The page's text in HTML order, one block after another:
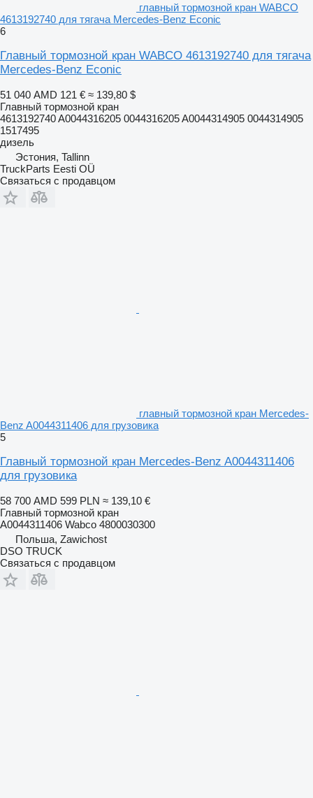
главный тормозной кран WABCO
4613192740 для тягача Mercedes-Benz Econic
6
Главный тормозной кран WABCO 4613192740 для тягача
Mercedes-Benz Econic
51 040 AMD 121 € ≈ 139,80 $
Главный тормозной кран
4613192740 A0044316205 0044316205 A0044314905 0044314905
1517495
дизель
Эстония, Tallinn
TruckParts Eesti OÜ
Связаться с продавцом
главный тормозной кран Mercedes-
Benz A0044311406 для грузовика
5
Главный тормозной кран Mercedes-Benz A0044311406
для грузовика
58 700 AMD 599 PLN ≈ 139,10 €
Главный тормозной кран
A0044311406 Wabco 4800030300
Польша, Zawichost
DSO TRUCK
Связаться с продавцом